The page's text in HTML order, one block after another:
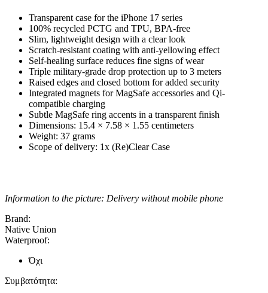
Transparent case for the iPhone 17 series
100% recycled PCTG and TPU, BPA-free
Slim, lightweight design with a clear look
Scratch-resistant coating with anti-yellowing effect
Self-healing surface reduces fine signs of wear
Triple military-grade drop protection up to 3 meters
Raised edges and closed bottom for added security
Integrated magnets for MagSafe accessories and Qi-
compatible charging
Subtle MagSafe ring accents in a transparent finish
Dimensions: 15.4 × 7.58 × 1.55 centimeters
Weight: 37 grams
Scope of delivery: 1x (Re)Clear Case
Information to the picture: Delivery without mobile phone
Brand:
Native Union
Waterproof:
Όχι
Συμβατότητα: